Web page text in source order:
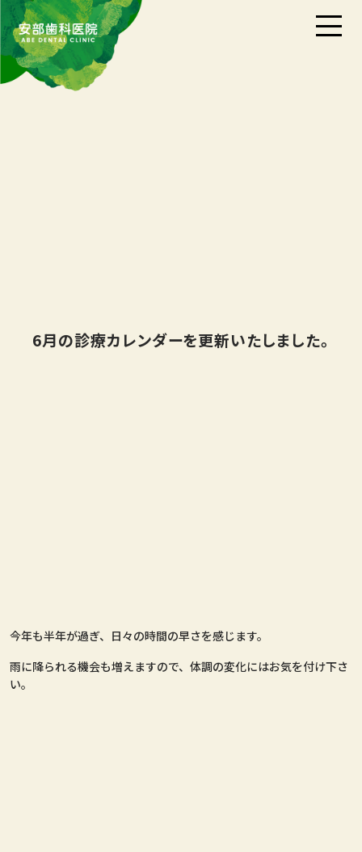
6月の診療カレンダーを更新いたしました。
今年も半年が過ぎ、日々の時間の早さを感じます。
雨に降られる機会も増えますので、体調の変化にはお気を付け下さ
い。